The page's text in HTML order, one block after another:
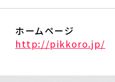
ホームページ
http://pikkoro.jp/